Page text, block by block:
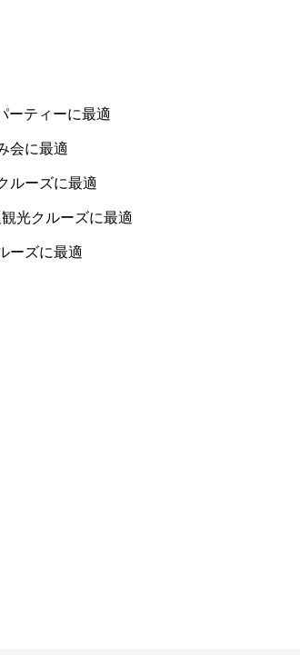
ーティーに最適
会に最適
ルーズに最適
光クルーズに最適
ーズに最適